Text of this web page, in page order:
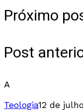
Próximo
Post
A
Teologia12 de